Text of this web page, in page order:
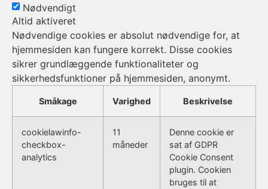
Nødvendigt
Altid aktiveret
Nødvendige cookies er absolut nødvendige for, at
hjemmesiden kan fungere korrekt. Disse cookies
sikrer grundlæggende funktionaliteter og
sikkerhedsfunktioner på hjemmesiden, anonymt.
Småkage Varighed Beskrivelse
cookielawinfo-
checkbox-
analytics
11
måneder
Denne cookie er
sat af GDPR
Cookie Consent
plugin. Cookien
bruges til at